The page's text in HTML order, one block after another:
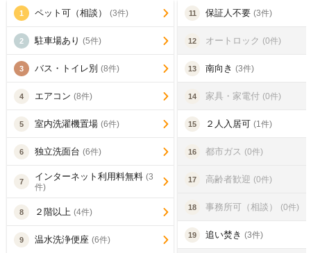
1 ペット可（相談） (3件)
2 駐車場あり (5件)
3 バス・トイレ別 (8件)
4 エアコン (8件)
5 室内洗濯機置場 (6件)
6 独立洗面台 (6件)
7 インターネット利用料無料 (3
件)
8 ２階以上 (4件)
9 温水洗浄便座 (6件)
11 保証人不要 (3件)
12 オートロック (0件)
13 南向き (3件)
14 家具・家電付 (0件)
15 ２人入居可 (1件)
16 都市ガス (0件)
17 高齢者歓迎 (0件)
18 事務所可（相談） (0件)
19 追い焚き (3件)